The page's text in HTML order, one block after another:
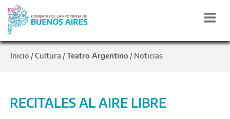
Inicio /Cultura /Teatro Argentino / Noticias
RECITALES AL AIRE LIBRE